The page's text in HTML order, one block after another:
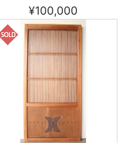
¥100,000